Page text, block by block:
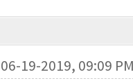
06-19-2019, 09:09